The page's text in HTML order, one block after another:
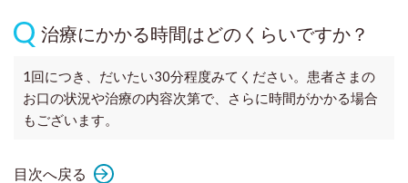
治療にかかる時間はどのくらいですか？
1回につき、だいたい30分程度みてください。患者さまの
お口の状況や治療の内容次第で、さらに時間がかかる場合
もございます。
目次へ戻る